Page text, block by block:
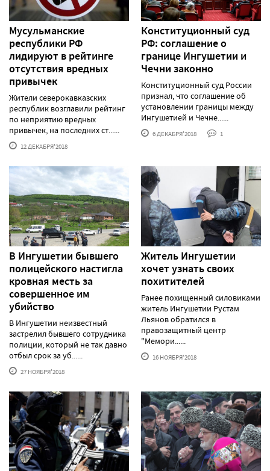
Мусульманские
республики РФ
лидируют в рейтинге
отсутствия вредных
привычек
Жители северокавказских
республик возглавили рейтинг
по неприятию вредных
привычек, на последних ст......
12 ДЕКАБРЯ'2018
Конституционный суд
РФ: соглашение о
границе Ингушетии и
Чечни законно
Конституционный суд России
признал, что соглашение об
установлении границы между
Ингушетией и Чечне......
6 ДЕКАБРЯ'2018 1
В Ингушетии бывшего
полицейского настигла
кровная месть за
совершенное им
убийство
В Ингушетии неизвестный
застрелил бывшего сотрудника
полиции, который не так давно
отбыл срок за уб......
27 НОЯБРЯ'2018
Житель Ингушетии
хочет узнать своих
похитителей
Ранее похищенный силовиками
житель Ингушетии Рустам
Льянов обратился в
правозащитный центр
"Мемори......
16 НОЯБРЯ'2018